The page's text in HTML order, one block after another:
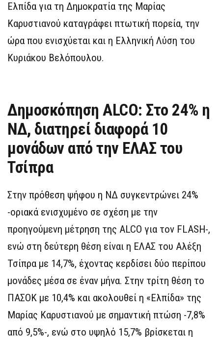
Ελπίδα για τη Δημοκρατία της Μαρίας
Καρυστιανού καταγράφει πτωτική πορεία, την
ώρα που ενισχύεται και η Ελληνική Λύση του
Κυριάκου Βελόπουλου.
ΔημοσκόπησηALCO: Στο 24% η
ΝΔ, διατηρεί διαφορά 10
μονάδων από την ΕΛΑΣ του
Τσίπρα
Στην πρόθεση ψήφου η ΝΔ συγκεντρώνει 24%
-οριακά ενισχυμένο σε σχέση με την
προηγούμενη μέτρηση της ALCO για τον FLASH-,
ενώ στη δεύτερη θέση είναι η ΕΛΑΣ του Αλέξη
Τσίπρα με 14,7%, έχοντας κερδίσει δύο περίπου
μονάδες μέσα σε έναν μήνα. Στην τρίτη θέση το
ΠΑΣΟΚ με 10,4% και ακολουθεί η «Ελπίδα» της
Μαρίας Καρυστιανού με σημαντική πτώση -7,8%
από 9,5%-, ενώ στο υψηλό 15,7% βρίσκεται η